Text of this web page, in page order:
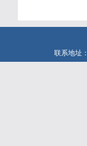
联系地址